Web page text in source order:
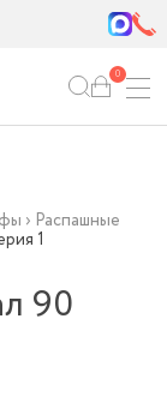
0
› Распашные
1
90